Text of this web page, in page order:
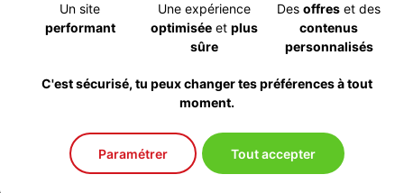
courants différents allant du simple
massage des pieds ou des mains à des
un accompagnement de malades faisant
Citons de façon non exhaustive les
Un site
performant
Une expérience
optimisée etplus
sûre
Desoffres et des
contenus
personnalisés
C'est sécurisé, tu peux changer tes préférences à tout
moment.
Paramétrer Tout accepter